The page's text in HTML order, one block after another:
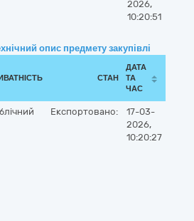
2026,
10:20:51
опис предмету закупівлі
СТАН
ДАТА
ТА
ЧАС
Експортовано:
17-03-
2026,
10:20:27